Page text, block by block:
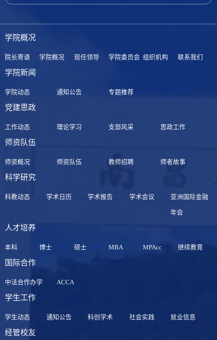
学院概况
院长寄语 学院概况 现任领导 学院委员会 组织机构 联系我们
学院新闻
学院动态 通知公告 专题推荐
党建思政
工作动态 理论学习 支部风采 思政工作
师资队伍
师资概况 师资队伍 教师招聘 师者故事
科学研究
科教动态 学术日历 学术报告 学术会议 亚洲国际金融
年会
人才培养
本科 博士 硕士 MBA MPAcc 继续教育
国际合作
中法合作办学 ACCA
学生工作
学生动态 通知公告 科创学术 社会实践 就业信息
经管校友